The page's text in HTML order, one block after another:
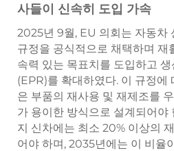
사들이 신속히 도입 가속
2025년 9월, EU 의회는 자동차
규정을 공식적으로 채택하며 재
속력 있는 목표치를 도입하고
(EPR)를 확대하였다. 이 규정에
은 부품의 재사용 및 재제조를
가 용이한 방식으로 설계되어야
지 신차에는 최소 20% 이상의
어야 하며, 2035년에는 이 비율